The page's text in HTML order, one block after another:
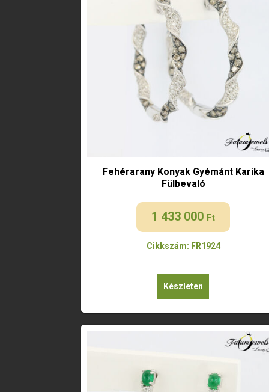
Fehérarany Konyak Gyémánt Karika
Fülbevaló
1 433 000 Ft
Cikkszám: FR1924
Készleten